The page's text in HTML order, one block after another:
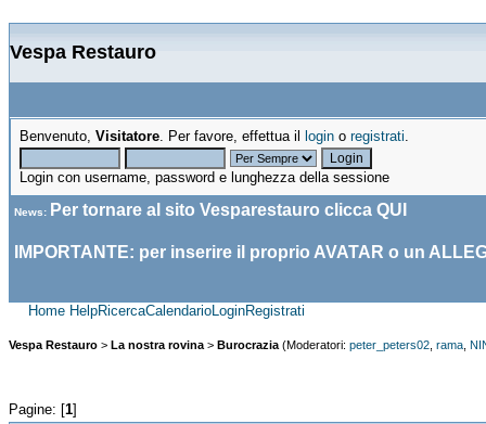
Vespa Restauro
Benvenuto, Visitatore. Per favore, effettua il login o registrati.
Login con username, password e lunghezza della sessione
News: Per tornare al sito Vesparestauro clicca QUI
IMPORTANTE: per inserire il proprio AVATAR o un
Home HelpRicercaCalendarioLoginRegistrati
Vespa Restauro > La nostra rovina > Burocrazia (Moderatori: peter_peters02 rama
Pagine: [1]